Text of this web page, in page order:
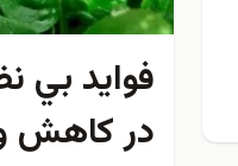
فوايد بي
در كاهش